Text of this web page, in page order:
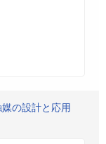
の設計と応用